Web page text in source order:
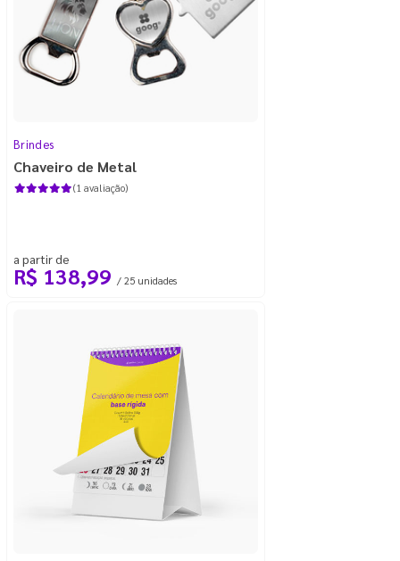
Brindes
Chaveiro de Metal
(1 avaliação)
a partir de
R$ 138,99 / 25 unidades